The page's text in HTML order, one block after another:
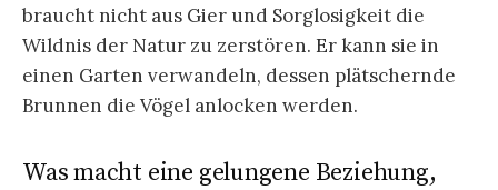
braucht nicht aus Gier und Sorglosigkeit die
Wildnis der Natur zu zerstören. Er kann sie in
einen Garten verwandeln, dessen plätschernde
Brunnen die Vögel anlocken werden.
Was macht eine gelungene Beziehung,